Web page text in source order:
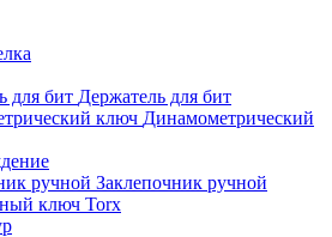
Держатель для бит
Динамометрический
Заклепочник ручной
ключ Torx